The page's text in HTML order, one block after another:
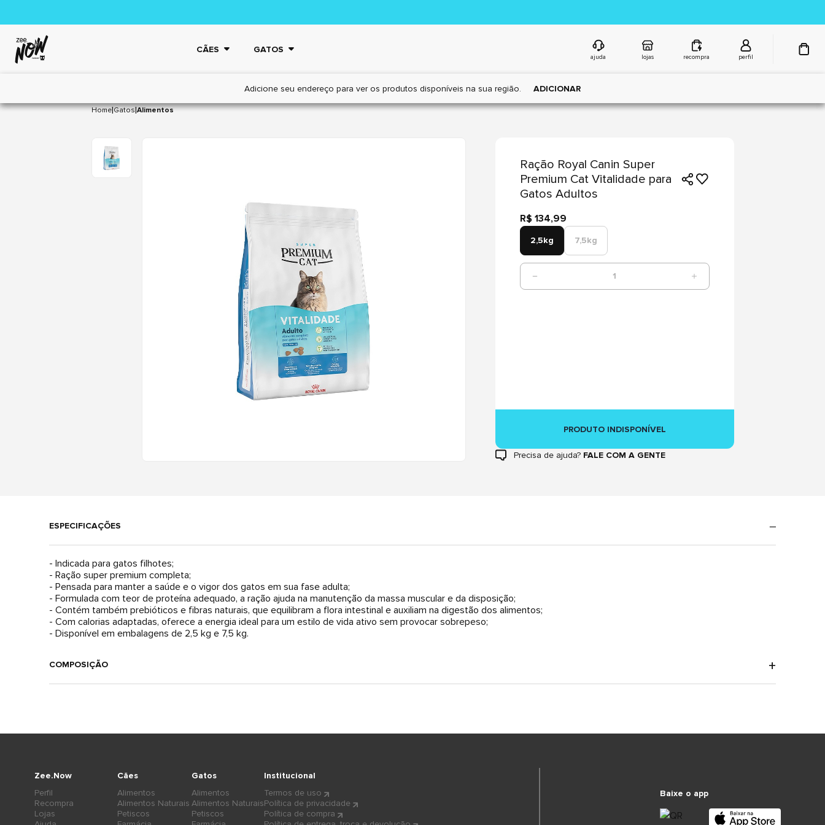
CÃES GATOS
ajuda lojas recompra perfil
Adicione seu endereço para ver os produtos disponíveis na sua região. ADICIONAR
Home|Gatos|Alimentos
Ração Royal Canin Super
Premium Cat Vitalidade para
Gatos Adultos
R$ 134,99
2,5kg 7,5kg
1
PRODUTO INDISPONÍVEL
Precisa de ajuda? FALE COM A GENTE
ESPECIFICAÇÕES
- Indicada para gatos filhotes;
- Ração super premium completa;
- Pensada para manter a saúde e o vigor dos gatos em sua fase adulta;
- Formulada com teor de proteína adequado, a ração ajuda na manutenção da massa muscular e da disposição;
- Contém também prebióticos e fibras naturais, que equilibram a flora intestinal e auxiliam na digestão dos alimentos;
- Com calorias adaptadas, oferece a energia ideal para um estilo de vida ativo sem provocar sobrepeso;
- Disponível em embalagens de 2,5 kg e 7,5 kg.
COMPOSIÇÃO
Cães
Alimentos
Alimentos Naturais
Petiscos
Gatos
Alimentos
Alimentos Naturais
Petiscos
Zee.Now
Perfil
Recompra
Lojas
Institucional
Termos de uso
Política de privacidade
Política de compra
Baixe o app